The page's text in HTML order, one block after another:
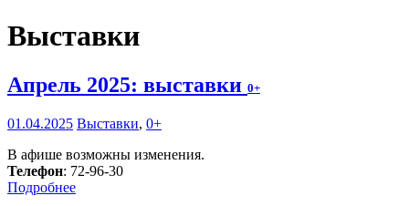
Выставки
Апрель 2025: выставки 0+
01.04.2025 Выставки, 0+
В афише возможны изменения.
Телефон: 72-96-30
Подробнее